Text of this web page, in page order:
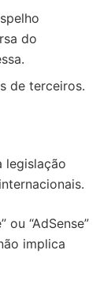
do
de terceiros.
legislação
ou “AdSense”
implica